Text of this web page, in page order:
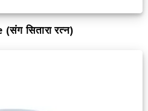
सितारा रत्न)